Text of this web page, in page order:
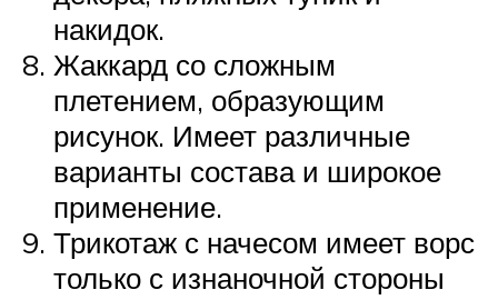
накидок.
Жаккард со сложным
плетением, образующим
рисунок. Имеет различные
варианты состава и широкое
применение.
Трикотаж с начесом имеет ворс
только с изнаночной стороны